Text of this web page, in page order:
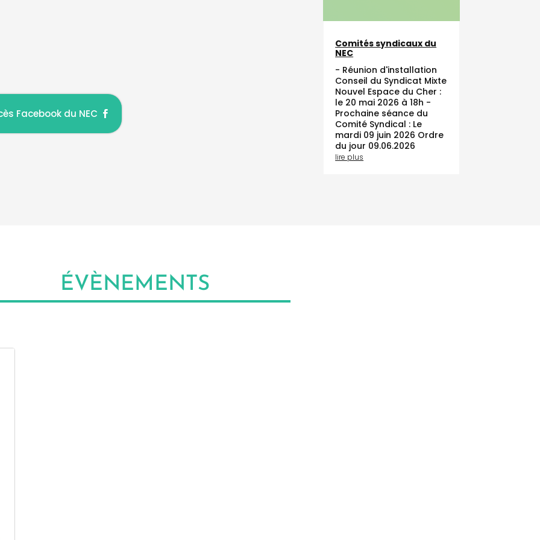
Facebook du NEC
Comités syndicaux du
NEC
- Réunion d'installation
Conseil du Syndicat Mixte
Nouvel Espace du Cher :
le 20 mai 2026 à 18h -
Prochaine séance du
Comité Syndical : Le
mardi 09 juin 2026 Ordre
du jour 09.06.2026
lire plus
ÉVÈNEMENTS